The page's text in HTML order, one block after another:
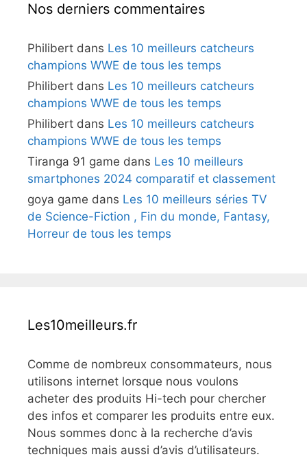
Nos derniers commentaires
Philibert dans Les 10 meilleurs catcheurs
champions WWE de tous les temps
Philibert dans Les 10 meilleurs catcheurs
champions WWE de tous les temps
Philibert dans Les 10 meilleurs catcheurs
champions WWE de tous les temps
Tiranga 91 game dans Les 10 meilleurs
smartphones 2024 comparatif et classement
goya game dans Les 10 meilleurs séries TV
de Science-Fiction , Fin du monde, Fantasy,
Horreur de tous les temps
Les10meilleurs.fr
Comme de nombreux consommateurs, nous
utilisons internet lorsque nous voulons
acheter des produits Hi-tech pour chercher
des infos et comparer les produits entre eux.
Nous sommes donc à la recherche d’avis
techniques mais aussi d’avis d’utilisateurs.